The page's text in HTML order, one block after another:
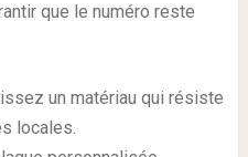
que le numéro reste
un matériau qui résiste
locales.